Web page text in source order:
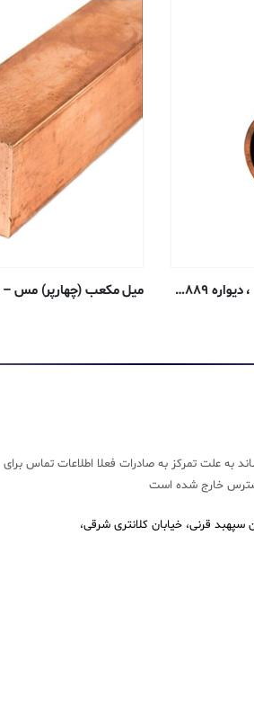
تیوب گرد مس – قطر بیرونی ۰٫۶۳۵ ، دیواره ۰٫۰۸۸۹ ، قطر داخلی ۰٫۴۵۷۲ سانتی متر – ۱۲۲
به علت تمرکز به صادرات فعلا اطلاعات تماس برای
خارج شده است
سپهبد قرنی، خیابان کلانتری شرقی،